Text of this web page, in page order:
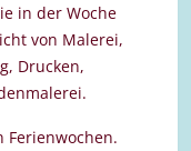
in der Woche
von Malerei,
Drucken,
Ferienwochen.